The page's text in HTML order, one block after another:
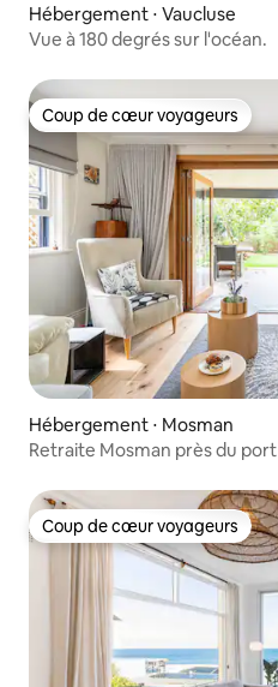
Hébergement ⋅ Vaucluse
Vue à 180 degrés sur l'océan.
Coup de cœur voyageurs
Coup de cœur voyageurs
Hébergement ⋅ Mosman
Retraite Mosman près du port
Coup de cœur voyageurs
Coup de cœur voyageurs